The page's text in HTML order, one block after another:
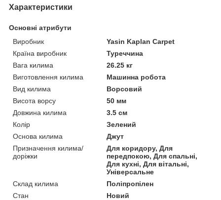
Характеристики
Основні атрибути
Виробник
Yasin Kaplan Carpet
Країна виробник
Туреччина
Вага килима
26.25 кг
Виготовлення килима
Машинна робота
Вид килима
Ворсовий
Висота ворсу
50 мм
Довжина килима
3.5 см
Колір
Зелений
Основа килима
Джут
Призначення килима/
доріжки
Для коридору, Для
передпокою, Для спальні,
Для кухні, Для вітальні,
Універсальне
Склад килима
Поліпропілен
Стан
Новий